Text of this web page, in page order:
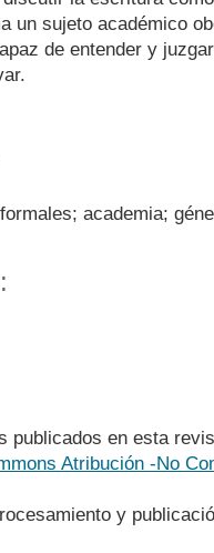
un sujeto académico
de entender y
academia;
publicados en esta
Atribución -No
y